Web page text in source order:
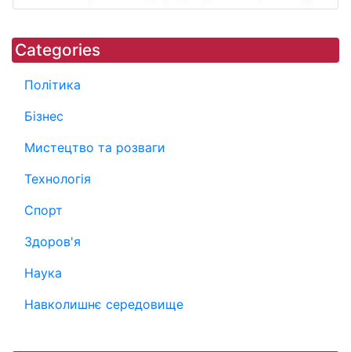
Categories
Політика
Бізнес
Мистецтво та розваги
Технологія
Спорт
Здоров'я
Наука
Навколишнє середовище